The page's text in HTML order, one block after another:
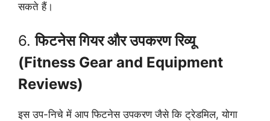
सकते हैं।
6.फिटनेस गियर और उपकरण रिव्यू
(Fitness Gear and Equipment
Reviews)
इस उप-निचे में आप फिटनेस उपकरण जैसे कि ट्रेडमिल, योगा